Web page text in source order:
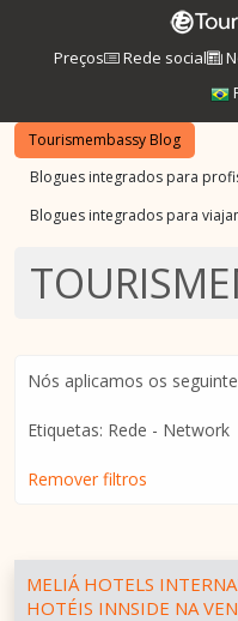
Preços Rede social
Tourismembassy Blog
Blogues integrados para
Blogues integrados para
Nós aplicamos os
Etiquetas: Rede - Network
Remover filtros
MELIÁ HOTELS
HOTÉIS INNSIDE NA